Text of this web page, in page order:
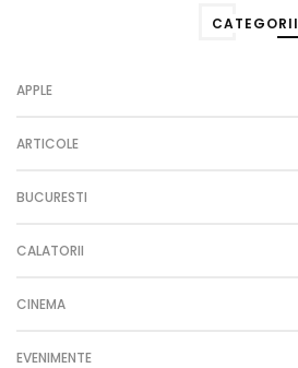
CATEGORII
APPLE
ARTICOLE
BUCURESTI
CALATORII
CINEMA
EVENIMENTE